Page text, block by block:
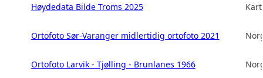
Høydedata Bilde Troms 2025
Ortofoto Sør-Varanger midlertidig ortofoto 2021
Ortofoto Larvik - Tjølling - Brunlanes 1966